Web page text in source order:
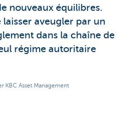
nouveaux équilibres.
laisser aveugler par un
dans la chaîne de
régime autoritaire
KBC Asset Management